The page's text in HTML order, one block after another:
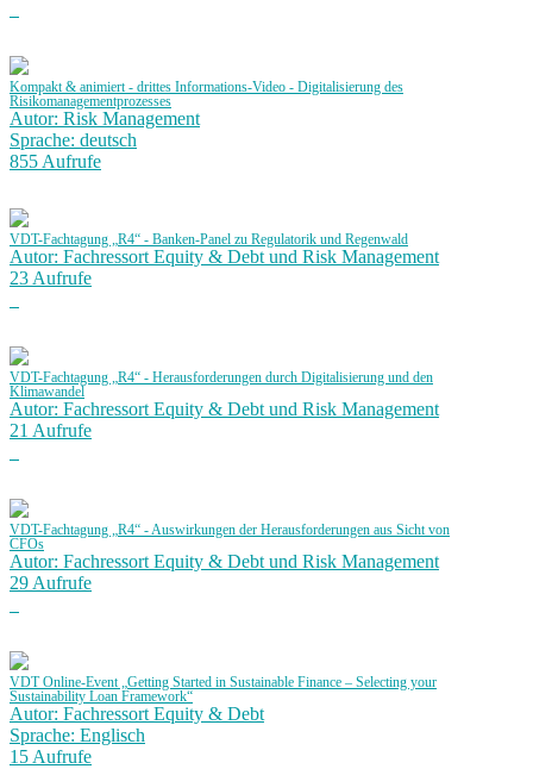
Kompakt & animiert - drittes Informations-Video - Digitalisierung des
Risikomanagementprozesses
Autor: Risk Management
Sprache: deutsch
855 Aufrufe
VDT-Fachtagung „R4“ - Banken-Panel zu Regulatorik und Regenwald
Autor: Fachressort Equity & Debt und Risk Management
23 Aufrufe
VDT-Fachtagung „R4“ - Herausforderungen durch Digitalisierung und den
Klimawandel
Autor: Fachressort Equity & Debt und Risk Management
21 Aufrufe
VDT-Fachtagung „R4“ - Auswirkungen der Herausforderungen aus Sicht von
CFOs
Autor: Fachressort Equity & Debt und Risk Management
29 Aufrufe
VDT Online-Event „Getting Started in Sustainable Finance – Selecting your
Sustainability Loan Framework“
Autor: Fachressort Equity & Debt
Sprache: Englisch
15 Aufrufe